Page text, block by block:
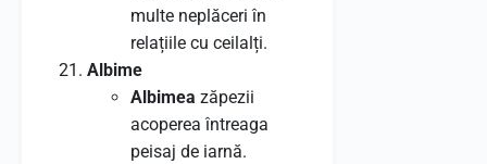
multe neplăceri în
relațiile cu ceilalți.
Albime
Albimea zăpezii
acoperea întreaga
peisaj de iarnă.